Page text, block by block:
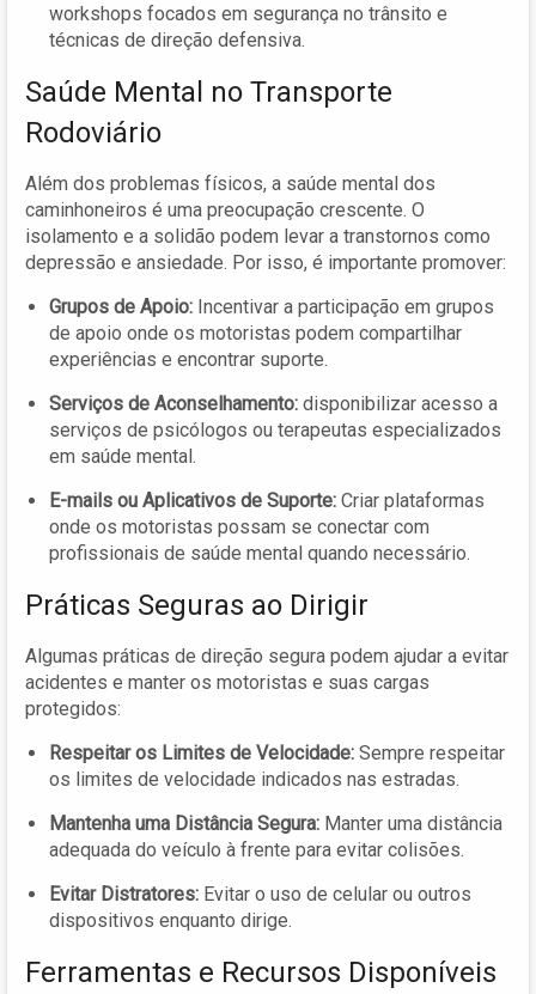
workshops focados em segurança no trânsito e
técnicas de direção defensiva.
Saúde Mental no Transporte
Rodoviário
Além dos problemas físicos, a saúde mental dos
caminhoneiros é uma preocupação crescente. O
isolamento e a solidão podem levar a transtornos como
depressão e ansiedade. Por isso, é importante promover:
Grupos de Apoio: Incentivar a participação em grupos
de apoio onde os motoristas podem compartilhar
experiências e encontrar suporte.
Serviços de Aconselhamento: disponibilizar acesso a
serviços de psicólogos ou terapeutas especializados
em saúde mental.
E-mails ou Aplicativos de Suporte: Criar plataformas
onde os motoristas possam se conectar com
profissionais de saúde mental quando necessário.
Práticas Seguras ao Dirigir
Algumas práticas de direção segura podem ajudar a evitar
acidentes e manter os motoristas e suas cargas
protegidos:
Respeitar os Limites de Velocidade: Sempre respeitar
os limites de velocidade indicados nas estradas.
Mantenha uma Distância Segura: Manter uma distância
adequada do veículo à frente para evitar colisões.
Evitar Distratores: Evitar o uso de celular ou outros
dispositivos enquanto dirige.
Ferramentas e Recursos Disponíveis